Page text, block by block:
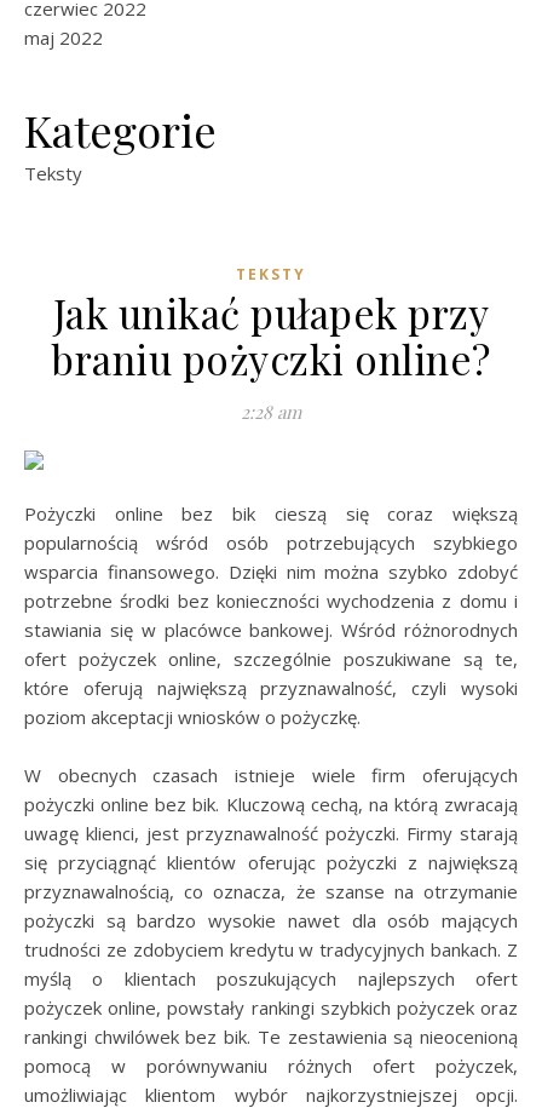
czerwiec 2022
maj 2022
Kategorie
Teksty
TEKSTY
Jak unikać pułapek przy
braniu pożyczki online?
2:28 am
Pożyczki online bez bik cieszą się coraz większą
popularnością wśród osób potrzebujących szybkiego
wsparcia finansowego. Dzięki nim można szybko zdobyć
potrzebne środki bez konieczności wychodzenia z domu i
stawiania się w placówce bankowej. Wśród różnorodnych
ofert pożyczek online, szczególnie poszukiwane są te,
które oferują największą przyznawalność, czyli wysoki
poziom akceptacji wniosków o pożyczkę.
W obecnych czasach istnieje wiele firm oferujących
pożyczki online bez bik. Kluczową cechą, na którą zwracają
uwagę klienci, jest przyznawalność pożyczki. Firmy starają
się przyciągnąć klientów oferując pożyczki z największą
przyznawalnością, co oznacza, że szanse na otrzymanie
pożyczki są bardzo wysokie nawet dla osób mających
trudności ze zdobyciem kredytu w tradycyjnych bankach. Z
myślą o klientach poszukujących najlepszych ofert
pożyczek online, powstały rankingi szybkich pożyczek oraz
rankingi chwilówek bez bik. Te zestawienia są nieocenioną
pomocą w porównywaniu różnych ofert pożyczek,
umożliwiając klientom wybór najkorzystniejszej opcji.